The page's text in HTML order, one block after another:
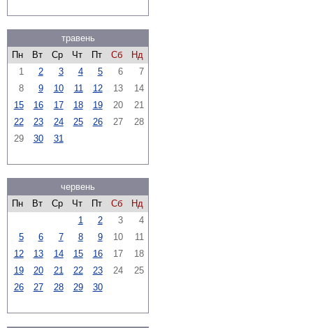
травень
Пн
Вт Ср Чт Пт Сб
Нд
1
2 3 4 5 6
7
8
9 10 11 12 13
14
15
16 17 18 19 20
21
22
23 24 25 26 27
28
29
30 31
червень
Пн
Вт Ср Чт Пт Сб
Нд
1
2 3
4
5
6 7 8 9 10
11
12
13 14 15 16 17
18
19
20 21 22 23 24
25
26
27 28 29 30